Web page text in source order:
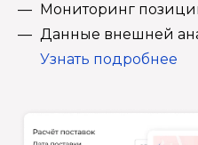
Мониторинг
Данные внешней
Узнать подробнее